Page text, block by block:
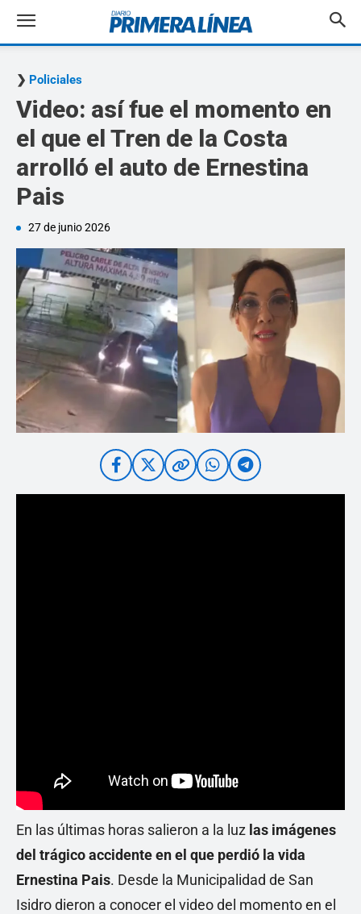
Policiales
Video: así fue el momento en
el que el Tren de la Costa
arrolló el auto de Ernestina
Pais
27 de junio 2026
En las últimas horas salieron a la luz las imágenes
del trágico accidente en el que perdió la vida
Ernestina Pais. Desde la Municipalidad de San
Isidro dieron a conocer el video del momento en el